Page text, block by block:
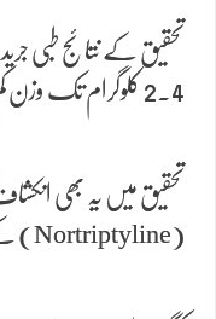
2.4 کلوگرام تک وزن کم ہوا۔ اس کے برعکس دوا میپروٹیلین (Maprotiline) استعمال کرنے والے مریضوں میں 2 کلوگرام تک وزن میں اضافہ دیکھنے میں آیا۔
(Nortriptyline) کے استعمال سے دھڑکن تیز ہو جاتی ہے۔ ماہرین کے مطابق یہ اثرات بعض مریضوں میں علاج چھوڑنے کی وجہ بھی بن سکتے ہیں۔